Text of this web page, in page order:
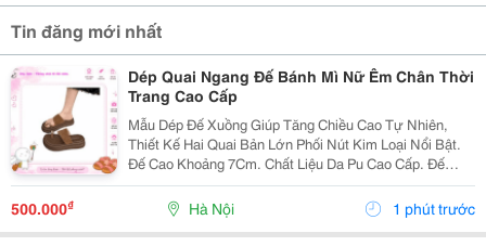
Tin đăng mới nhất
Dép Quai Ngang Đế Bánh Mì Nữ Êm Chân Thời
Trang Cao Cấp
Mẫu Dép Đế Xuồng Giúp Tăng Chiều Cao Tự Nhiên,
Thiết Kế Hai Quai Bản Lớn Phối Nút Kim Loại Nổi Bật.
Đế Cao Khoảng 7Cm. Chất Liệu Da Pu Cao Cấp. Đế
Chống Trượt. Êm Chân Khi Mang Lâu. Thích Hợp Đi
Làm, Đi Tiệc, Đi Chơi. ✔ Có Nhiều Size.
500.000₫ Hà Nội 1 phút trước